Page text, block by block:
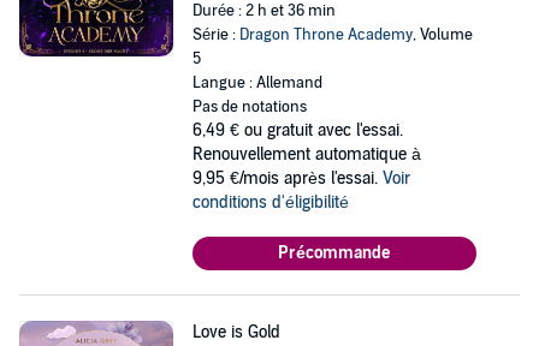
Durée : 2 h et 36 min
Série : Dragon Throne Academy, Volume
5
Langue : Allemand
Pas de notations
6,49 € ou gratuit avec l'essai.
Renouvellement automatique à
9,95 €/mois après l'essai. Voir
conditions d'éligibilité
Précommande
Love is Gold